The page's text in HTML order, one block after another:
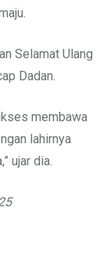
Selamat Ulang
Dadan.
membawa
lahirnya
ujar dia.